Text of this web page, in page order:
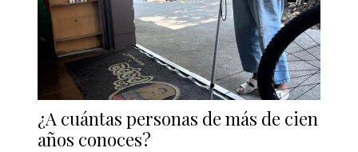
¿A cuántas personas de más de cien
años conoces?